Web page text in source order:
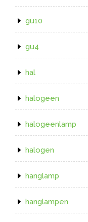
gu10
gu4
hal
halogeen
halogeenlamp
halogen
hanglamp
hanglampen